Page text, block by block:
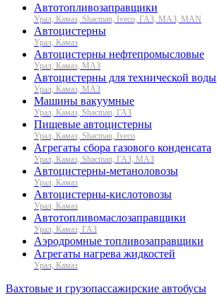
Автотопливозаправщики
Урал, Камаз, Shacman, Iveco, ГАЗ, МАЗ, MAN
Автоцистерны
Урал, Камаз
Автоцистерны нефтепромысловые
Урал, Камаз, МАЗ
Автоцистерны для технической воды
Урал, Камаз, МАЗ
Машины вакуумные
Урал, Камаз, Shacman, ГАЗ
Пищевые автоцистерны
Урал, Камаз, Shacman, Iveco
Агрегаты сбора газового конденсата
Урал, Камаз, Shacman, ГАЗ, МАЗ
Автоцистерны-метаноловозы
Урал, Камаз
Автоцистерны-кислотовозы
Урал, Камаз
Автотопливомаслозаправщики
Урал, Камаз, ГАЗ
Аэродромные топливозаправщики
Агрегаты нагрева жидкостей
Урал, Камаз
Вахтовые и грузопассажирские автобусы